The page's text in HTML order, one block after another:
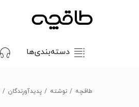
دسته‌بندی‌ها
طاقچه نوشته پدیدآورندگان